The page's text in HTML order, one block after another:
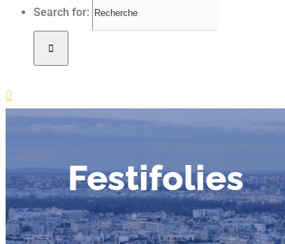
Search for:
Festifolies